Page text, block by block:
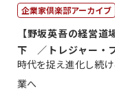
企業家倶楽部アーカイブ
【野坂英吾の経営道
下 ／トレジャー・
トリー社長野坂...
時代を捉え進化し続
業へ